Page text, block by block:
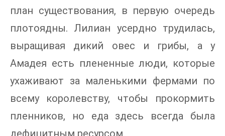
план существования, в первую очередь
плотоядны. Лилиан усердно трудилась,
выращивая дикий овес и грибы, а у
Амадея есть плененные люди, которые
ухаживают за маленькими фермами по
всему королевству, чтобы прокормить
пленников, но еда здесь всегда была
дефицитным ресурсом.